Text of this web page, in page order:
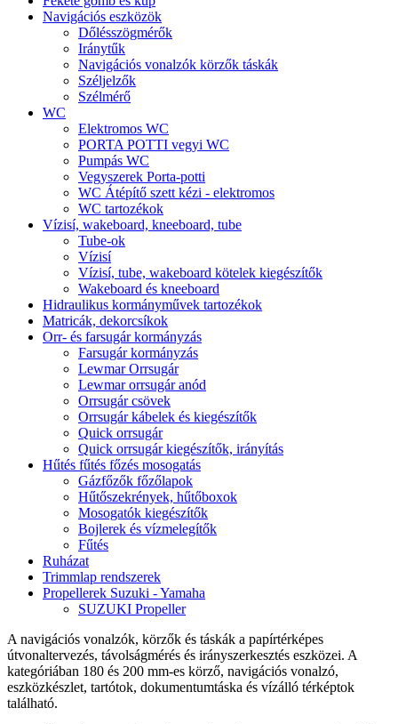
Navigációs eszközök
Dőlésszögmérők
Iránytűk
Navigációs vonalzók körzők táskák
Széljelzők
Szélmérő
WC
Elektromos WC
PORTA POTTI vegyi WC
Pumpás WC
Vegyszerek Porta-potti
WC Átépítő szett kézi - elektromos
WC tartozékok
Vízisí, wakeboard, kneeboard, tube
Tube-ok
Vízisí
Vízisí, tube, wakeboard kötelek kiegészítők
Wakeboard és kneeboard
Hidraulikus kormányművek tartozékok
Matricák, dekorcsíkok
Orr- és farsugár kormányzás
Farsugár kormányzás
Lewmar Orrsugár
Lewmar orrsugár anód
Orrsugár csövek
Orrsugár kábelek és kiegészítők
Quick orrsugár
Quick orrsugár kiegészítők, irányítás
Hűtés fűtés főzés mosogatás
Gázfőzők főzőlapok
Hűtőszekrények, hűtőboxok
Mosogatók kiegészítők
Bojlerek és vízmelegítők
Fűtés
Ruházat
Trimmlap rendszerek
Propellerek Suzuki - Yamaha
SUZUKI Propeller
A navigációs vonalzók, körzők és táskák a papírtérképes
útvonaltervezés, távolságmérés és irányszerkesztés eszközei. A
kategóriában 180 és 200 mm-es körző, navigációs vonalzó,
eszközkészlet, tartótok, dokumentumtáska és vízálló térképtok
található.